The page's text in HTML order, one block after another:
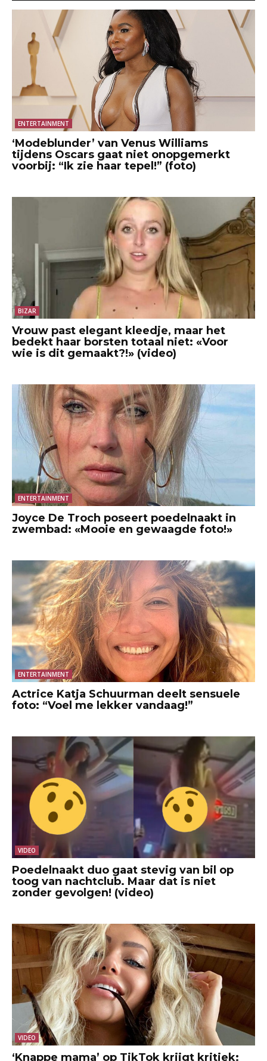
ENTERTAINMENT
‘Modeblunder’ van Venus Williams
tijdens Oscars gaat niet onopgemerkt
voorbij: “Ik zie haar tepel!” (foto)
BIZAR
Vrouw past elegant kleedje, maar het
bedekt haar borsten totaal niet: «Voor
wie is dit gemaakt?!» (video)
ENTERTAINMENT
Joyce De Troch poseert poedelnaakt in
zwembad: «Mooie en gewaagde foto!»
ENTERTAINMENT
Actrice Katja Schuurman deelt sensuele
foto: “Voel me lekker vandaag!”
VIDEO
Poedelnaakt duo gaat stevig van bil op
toog van nachtclub. Maar dat is niet
zonder gevolgen! (video)
VIDEO
‘Knappe mama’ op TikTok krijgt kritiek: